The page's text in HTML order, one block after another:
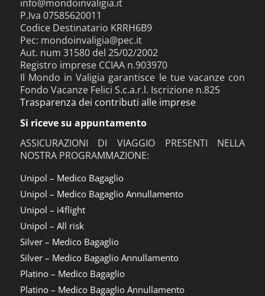
info@mondoinvaligia.it
P.Iva 07585620011
Codice Destinatario KRRH6B9
Pec: mondoinvaligia@pec.it
Aut. num 31580 del 25/02/2002
Registro imprese CCIAA n.903970
Il Mondo in Valigia garantisce le tue vacanze con
Fondo Vacanze Felici S.c.a.r.l. Iscrizione n.825
Trasparenza dei contributi alle imprese
Si riceve su appuntamento
ASSICURAZIONI DI VIAGGIO PRESENTI NELLA
NOSTRA PROGRAMMAZIONE:
Unipol – Medico Bagaglio
Unipol – Medico Bagaglio Annullamento
Unipol – i4flight
Unipol – All risk
Silver – Medico Bagaglio
Silver – Medico Bagaglio Annullamento
Platino – Medico Bagaglio
Platino – Medico Bagaglio Annullamento